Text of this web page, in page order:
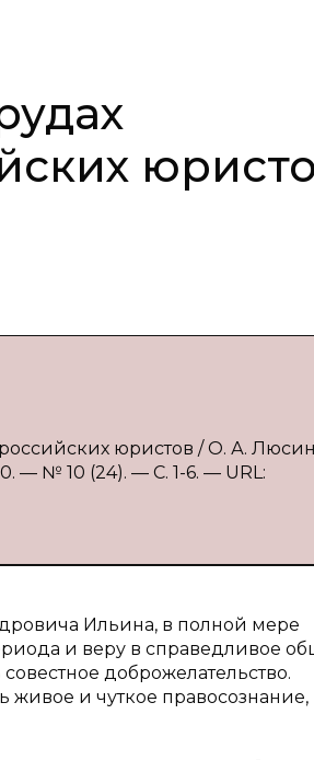
юристов / О. А.
— № 10 (24). — С. 1-6. — URL:
Ильина, в полной мере
и веру в справедливое
доброжелательство.
живое и чуткое правосознание,